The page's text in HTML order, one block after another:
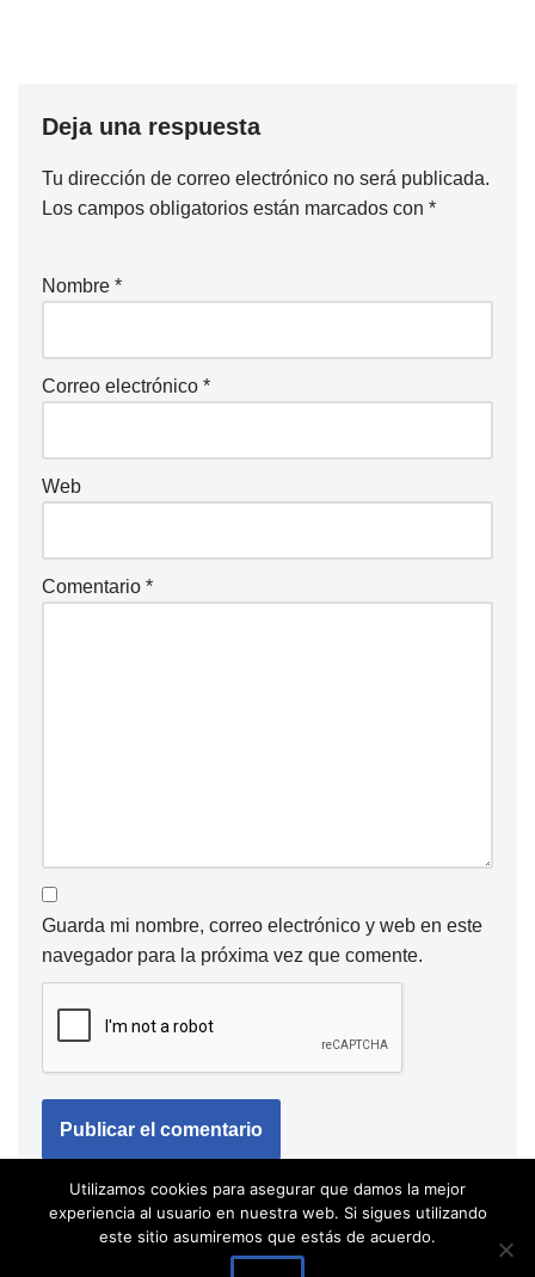
Deja una respuesta
Tu dirección de correo electrónico no será publicada.
Los campos obligatorios están marcados con *
Nombre *
Correo electrónico *
Web
Comentario *
Guarda mi nombre, correo electrónico y web en este
navegador para la próxima vez que comente.
Utilizamos cookies para asegurar que damos la mejor
experiencia al usuario en nuestra web. Si sigues utilizando
este sitio asumiremos que estás de acuerdo.